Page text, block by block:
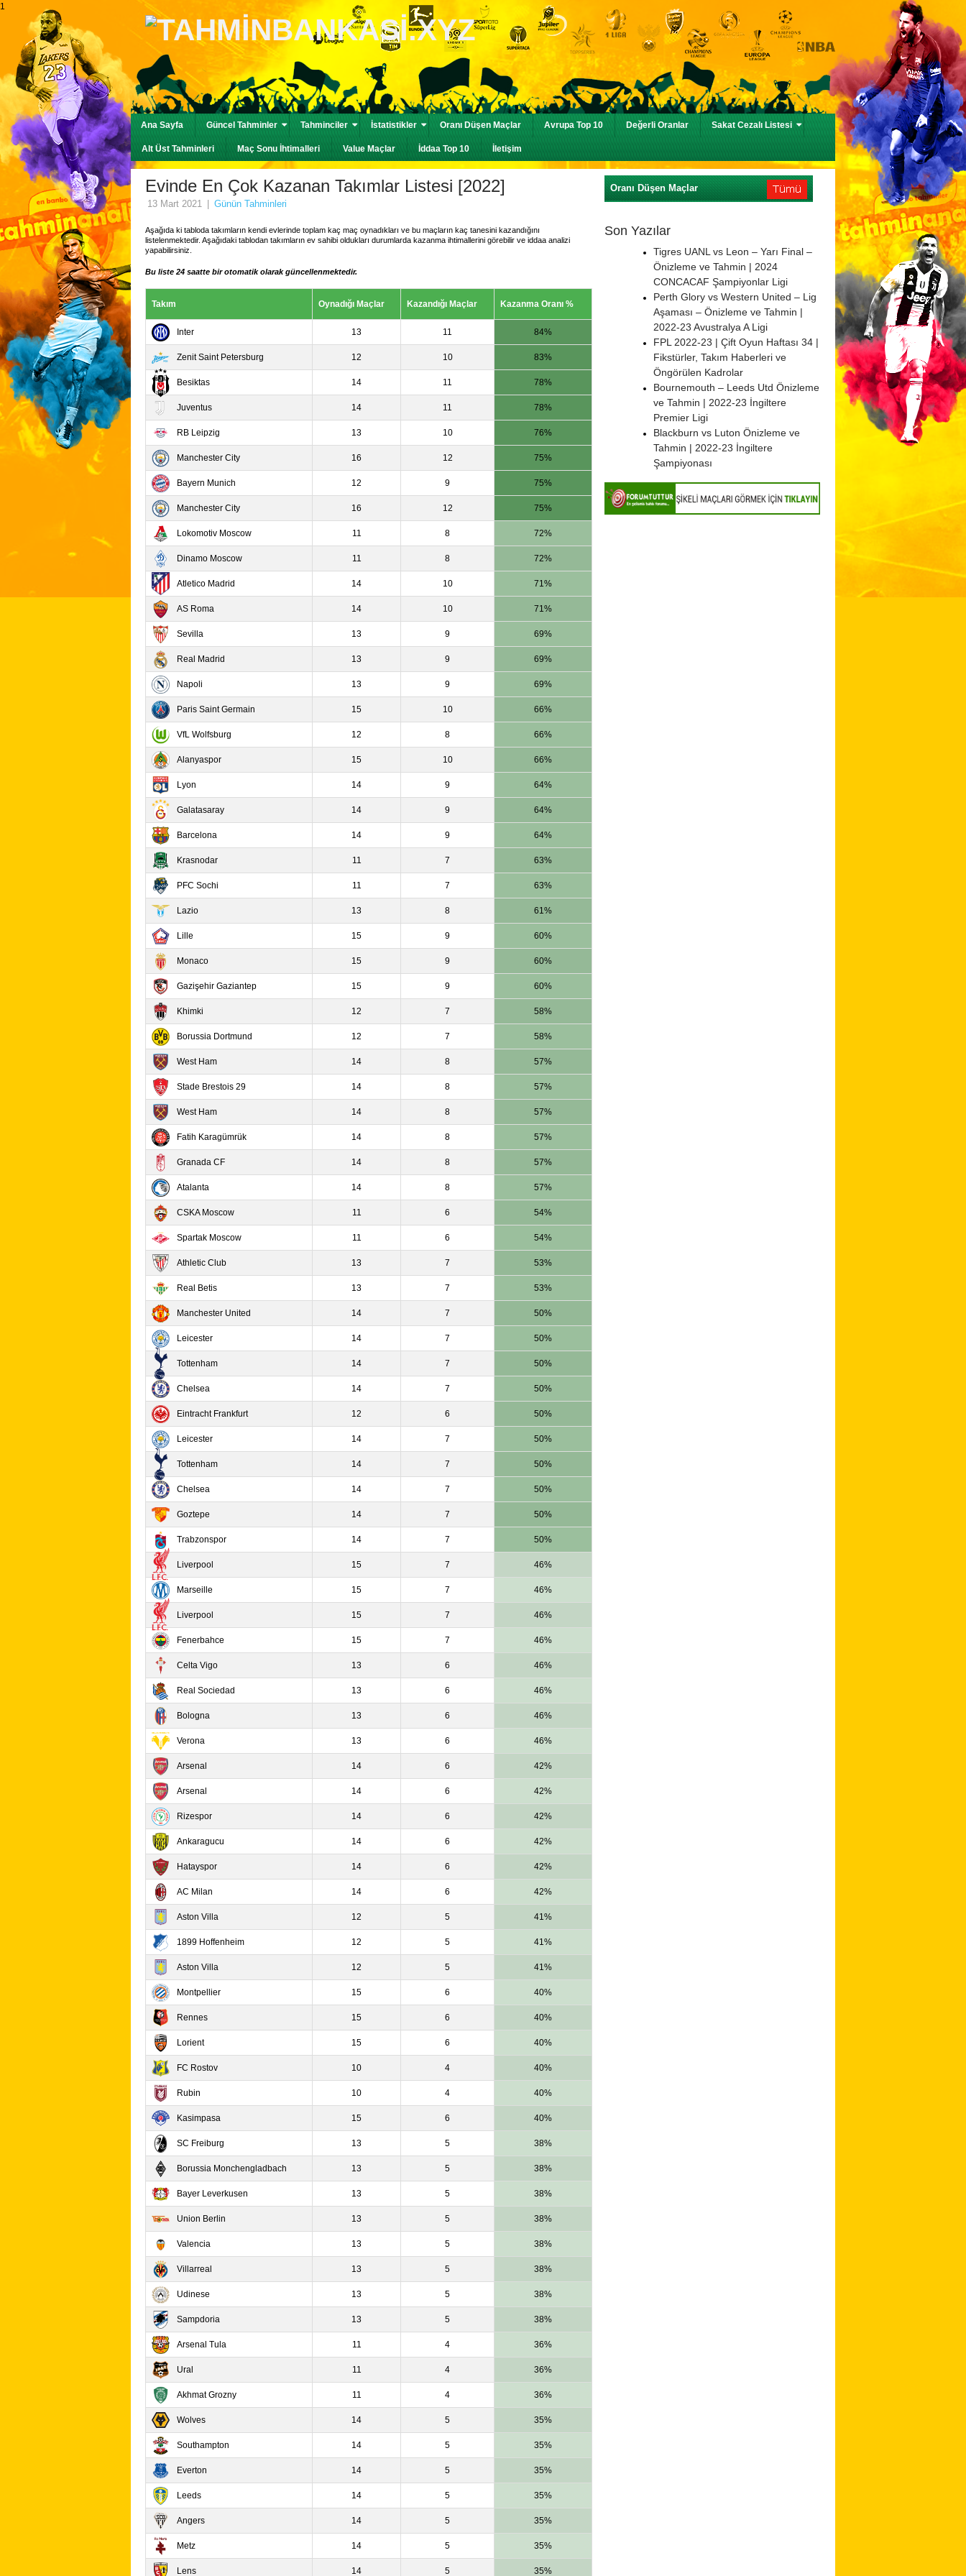
1
Ana Sayfa Güncel Tahminler Tahminciler İstatistikler Oranı Düşen Maçlar Avrupa Top 10 Değerli Oranlar Sakat Cezalı Listesi
Alt Üst Tahminleri Maç Sonu İhtimalleri Value Maçlar İddaa Top 10 İletişim
Evinde En Çok Kazanan Takımlar Listesi [2022]
13 Mart 2021 Günün Tahminleri
Aşağıda ki tabloda takımların kendi evlerinde toplam kaç maç oynadıkları ve bu maçların kaç tanesini kazandığını
listelenmektedir. Aşağıdaki tablodan takımların ev sahibi oldukları durumlarda kazanma ihtimallerini görebilir ve iddaa analizi
yapabilirsiniz.
Bu liste 24 saatte bir otomatik olarak güncellenmektedir.
Takım Oynadığı Maçlar Kazandığı Maçlar Kazanma Oranı %
Inter 13 11 84%
Zenit Saint Petersburg 12 10 83%
Besiktas 14 11 78%
Juventus 14 11 78%
RB Leipzig 13 10 76%
Manchester City 16 12 75%
Bayern Munich 12 9 75%
Manchester City 16 12 75%
Lokomotiv Moscow 11 8 72%
Dinamo Moscow 11 8 72%
Atletico Madrid 14 10 71%
AS Roma 14 10 71%
Sevilla 13 9 69%
Real Madrid 13 9 69%
Napoli 13 9 69%
Paris Saint Germain 15 10 66%
VfL Wolfsburg 12 8 66%
Alanyaspor 15 10 66%
Lyon 14 9 64%
Galatasaray 14 9 64%
Barcelona 14 9 64%
Krasnodar 11 7 63%
PFC Sochi 11 7 63%
Lazio 13 8 61%
Lille 15 9 60%
Monaco 15 9 60%
Gazişehir Gaziantep 15 9 60%
Khimki 12 7 58%
Borussia Dortmund 12 7 58%
West Ham 14 8 57%
Stade Brestois 29 14 8 57%
West Ham 14 8 57%
Fatih Karagümrük 14 8 57%
Granada CF 14 8 57%
Atalanta 14 8 57%
CSKA Moscow 11 6 54%
Spartak Moscow 11 6 54%
Athletic Club 13 7 53%
Real Betis 13 7 53%
Manchester United 14 7 50%
Leicester 14 7 50%
Tottenham 14 7 50%
Chelsea 14 7 50%
Eintracht Frankfurt 12 6 50%
Leicester 14 7 50%
Tottenham 14 7 50%
Chelsea 14 7 50%
Goztepe 14 7 50%
Trabzonspor 14 7 50%
Liverpool 15 7 46%
Marseille 15 7 46%
Liverpool 15 7 46%
Fenerbahce 15 7 46%
Celta Vigo 13 6 46%
Real Sociedad 13 6 46%
Bologna 13 6 46%
Verona 13 6 46%
Arsenal 14 6 42%
Arsenal 14 6 42%
Rizespor 14 6 42%
Ankaragucu 14 6 42%
Hatayspor 14 6 42%
AC Milan 14 6 42%
Aston Villa 12 5 41%
1899 Hoffenheim 12 5 41%
Aston Villa 12 5 41%
Montpellier 15 6 40%
Rennes 15 6 40%
Lorient 15 6 40%
FC Rostov 10 4 40%
Rubin 10 4 40%
Kasimpasa 15 6 40%
SC Freiburg 13 5 38%
Borussia Monchengladbach 13 5 38%
Bayer Leverkusen 13 5 38%
Union Berlin 13 5 38%
Valencia 13 5 38%
Villarreal 13 5 38%
Udinese 13 5 38%
Sampdoria 13 5 38%
Arsenal Tula 11 4 36%
Ural 11 4 36%
Akhmat Grozny 11 4 36%
Wolves 14 5 35%
Southampton 14 5 35%
Everton 14 5 35%
Leeds 14 5 35%
Angers 14 5 35%
Metz 14 5 35%
Lens 14 5 35%
Oranı Düşen Maçlar
Son Yazılar
Tigres UANL vs Leon – Yarı Final –
Önizleme ve Tahmin | 2024
CONCACAF Şampiyonlar Ligi
Perth Glory vs Western United – Lig
Aşaması – Önizleme ve Tahmin |
2022-23 Avustralya A Ligi
FPL 2022-23 | Çift Oyun Haftası 34 |
Fikstürler, Takım Haberleri ve
Öngörülen Kadrolar
Bournemouth – Leeds Utd Önizleme
ve Tahmin | 2022-23 İngiltere
Premier Ligi
Blackburn vs Luton Önizleme ve
Tahmin | 2022-23 İngiltere
Şampiyonası